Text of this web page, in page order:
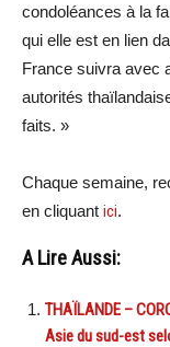
condoléances à la
qui elle est en lien
France suivra avec
autorités
faits. »
Chaque semaine,
en cliquant ici.
A Lire Aussi:
THAÏLANDE –
Asie du sud-est